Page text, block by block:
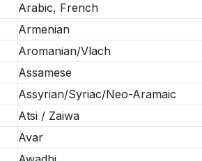
Arabic, French
Armenian
Aromanian/Vlach
Assamese
Assyrian/Syriac/Neo-Aramaic
Atsi / Zaiwa
Avar